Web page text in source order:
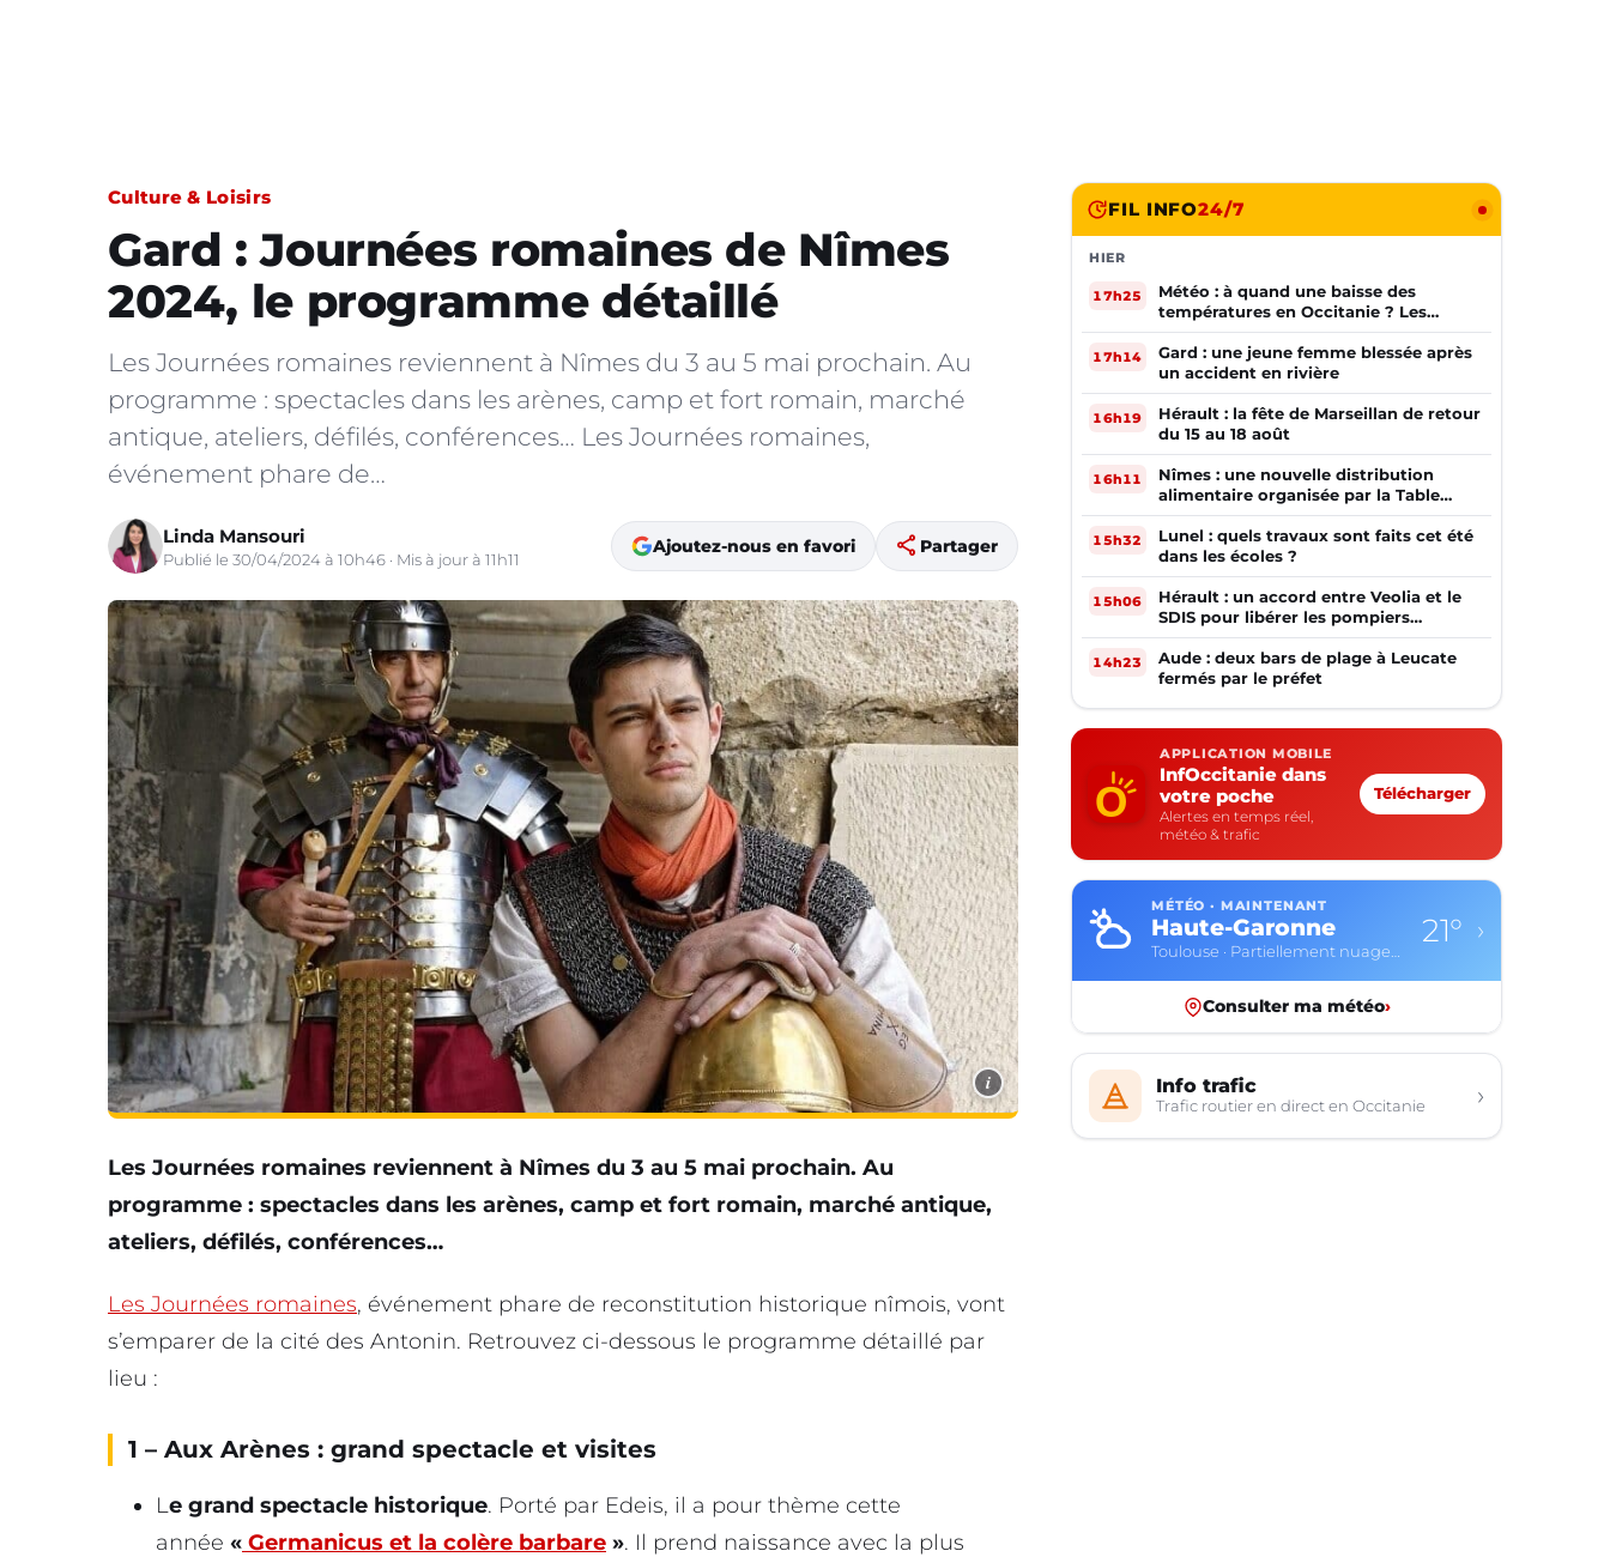
Culture & Loisirs
Gard : Journées romaines de Nîmes
2024, le programme détaillé
Les Journées romaines reviennent à Nîmes du 3 au 5 mai prochain. Au
programme : spectacles dans les arènes, camp et fort romain, marché
antique, ateliers, défilés, conférences… Les Journées romaines,
événement phare de…
Linda Mansouri
Publié le 30/04/2024 à 10h46 · Mis à jour à 11h11
Ajoutez-nous en favori share Partager
i
Les Journées romaines reviennent à Nîmes du 3 au 5 mai prochain. Au
programme : spectacles dans les arènes, camp et fort romain, marché antique,
ateliers, défilés, conférences…
Les Journées romaines, événement phare de reconstitution historique nîmois, vont
s’emparer de la cité des Antonin. Retrouvez ci-dessous le programme détaillé par
lieu :
1 – Aux Arènes : grand spectacle et visites
Le grand spectacle historique. Porté par Edeis, il a pour thème cette
année « Germanicus et la colère barbare ». Il prend naissance avec la plus
FIL INFO24/7
HIER
17h25
Météo : à quand une baisse des
températures en Occitanie ? Les
prévisions
17h14
Gard : une jeune femme blessée après
un accident en rivière
16h19
Hérault : la fête de Marseillan de retour
du 15 au 18 août
16h11
Nîmes : une nouvelle distribution
alimentaire organisée par la Table
Ouverte
15h32
Lunel : quels travaux sont faits cet été
dans les écoles ?
15h06
Hérault : un accord entre Veolia et le
SDIS pour libérer les pompiers
volontaires
14h23
Aude : deux bars de plage à Leucate
fermés par le préfet
APPLICATION MOBILE
InfOccitanie dans
votre poche
Alertes en temps réel,
météo & trafic
Télécharger
MÉTÉO · MAINTENANT
Haute-Garonne
Toulouse · Partiellement nuageux
21° ›
Consulter ma météo›
Info trafic
Trafic routier en direct en Occitanie ›